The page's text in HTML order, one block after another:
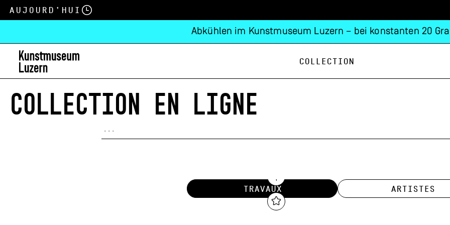
Aujourd’hui
Abkühlen im Kunstmuseum Luzern – bei konstanten 20
Collection
COLLECTION EN LIGNE
TRAVAUX ARTISTES